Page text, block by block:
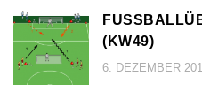
KW49)
6. DEZEMBER